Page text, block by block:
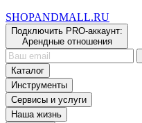
SHOPANDMALL.RU
Подключить PRO-аккаунт:
Арендные отношения
Каталог
Инструменты
Сервисы и услуги
Наша жизнь